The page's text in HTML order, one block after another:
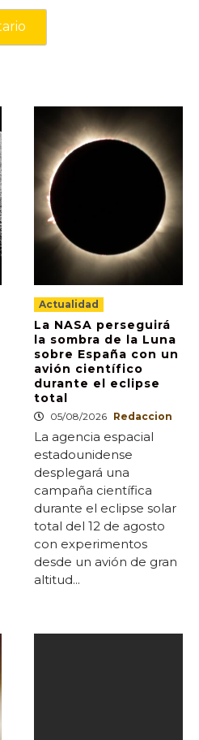
Actualidad
La NASA perseguirá
la sombra de la Luna
sobre España con un
avión científico
durante el eclipse
total
05/08/2026 Redaccion
La agencia espacial
estadounidense
desplegará una
campaña científica
durante el eclipse solar
total del 12 de agosto
con experimentos
desde un avión de gran
altitud...